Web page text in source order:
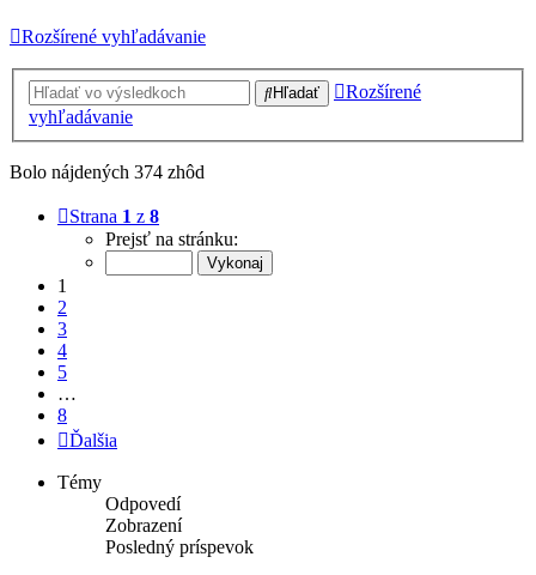
Rozšírené vyhľadávanie
Hľadať
Rozšírené
vyhľadávanie
Bolo nájdených 374 zhôd
Strana 1 z 8
Prejsť na stránku:
1
2
3
4
5
…
8
Ďalšia
Témy
Odpovedí
Zobrazení
Posledný príspevok